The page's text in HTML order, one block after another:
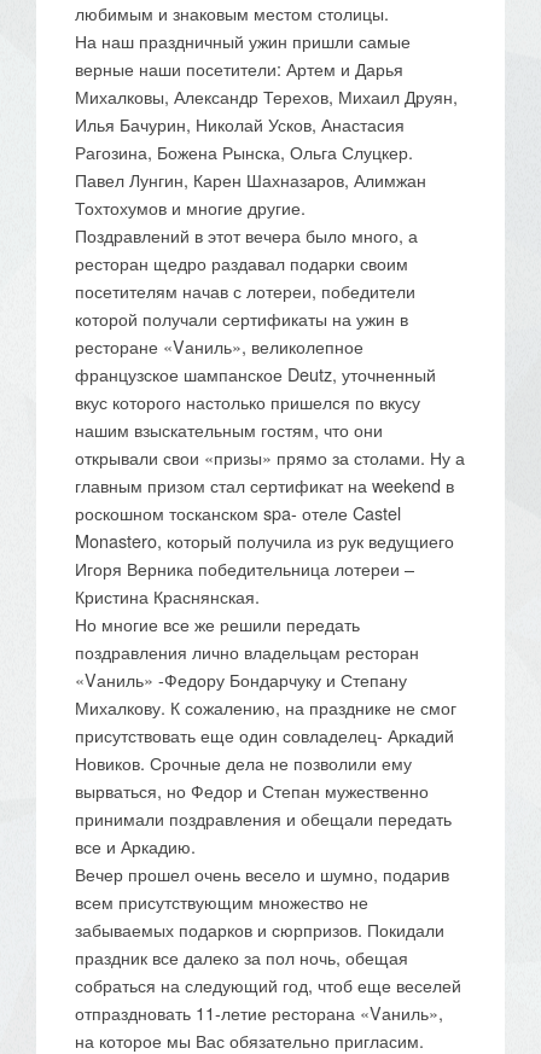
любимым и знаковым местом столицы.
На наш праздничный ужин пришли самые
верные наши посетители: Артем и Дарья
Михалковы, Александр Терехов, Михаил Друян,
Илья Бачурин, Николай Усков, Анастасия
Рагозина, Божена Рынска, Ольга Слуцкер.
Павел Лунгин, Карен Шахназаров, Алимжан
Тохтохумов и многие другие.
Поздравлений в этот вечера было много, а
ресторан щедро раздавал подарки своим
посетителям начав с лотереи, победители
которой получали сертификаты на ужин в
ресторане «Vаниль», великолепное
французское шампанское Deutz, уточненный
вкус которого настолько пришелся по вкусу
нашим взыскательным гостям, что они
открывали свои «призы» прямо за столами. Ну а
главным призом стал сертификат на weekend в
роскошном тосканском spa- отеле Castel
Monastero, который получила из рук ведущиего
Игоря Верника победительница лотереи –
Кристина Краснянская.
Но многие все же решили передать
поздравления лично владельцам ресторан
«Vаниль» -Федору Бондарчуку и Степану
Михалкову. К сожалению, на празднике не смог
присутствовать еще один совладелец- Аркадий
Новиков. Срочные дела не позволили ему
вырваться, но Федор и Степан мужественно
принимали поздравления и обещали передать
все и Аркадию.
Вечер прошел очень весело и шумно, подарив
всем присутствующим множество не
забываемых подарков и сюрпризов. Покидали
праздник все далеко за пол ночь, обещая
собраться на следующий год, чтоб еще веселей
отпраздновать 11-летие ресторана «Vаниль»,
на которое мы Вас обязательно пригласим.